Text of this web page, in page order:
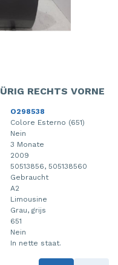
RECHTS VORNE
O298538
Colore Esterno (651)
Nein
3 Monate
2009
50513856, 505138560
Gebraucht
A2
Limousine
Grau, grijs
651
Nein
In nette staat.